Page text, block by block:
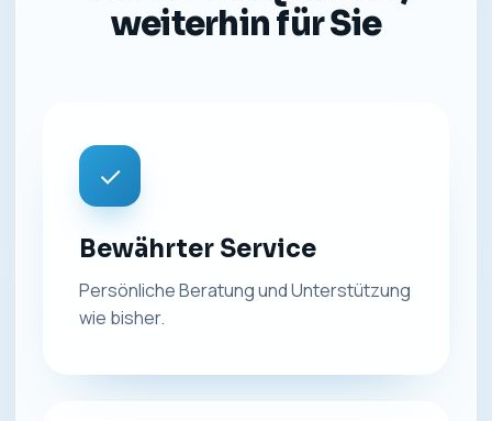
weiterhin für Sie
✓
Bewährter Service
Persönliche Beratung und Unterstützung
wie bisher.